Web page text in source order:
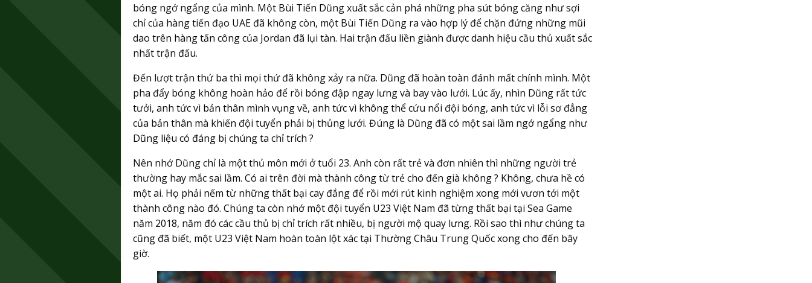
bóng ngớ ngẩng của mình. Một Bùi Tiến Dũng xuất sắc cản phá những pha sút bóng căng như sợi
chỉ của hàng tiến đạo UAE đã không còn, một Bùi Tiến Dũng ra vào hợp lý để chặn đứng những mũi
dao trên hàng tấn công của Jordan đã lụi tàn. Hai trận đấu liền giành được danh hiệu cầu thủ xuất sắc
nhất trận đấu.
Đến lượt trận thứ ba thì mọi thứ đã không xảy ra nữa. Dũng đã hoàn toàn đánh mất chính mình. Một
pha đẩy bóng không hoàn hảo để rồi bóng đập ngay lưng và bay vào lưới. Lúc ấy, nhìn Dũng rất tức
tưởi, anh tức vì bản thân mình vụng về, anh tức vì không thể cứu nổi đội bóng, anh tức vì lỗi sơ đẳng
của bản thân mà khiến đội tuyển phải bị thủng lưới. Đúng là Dũng đã có một sai lầm ngớ ngẩng như
Dũng liệu có đáng bị chúng ta chỉ trích ?
Nên nhớ Dũng chỉ là một thủ môn mới ở tuổi 23. Anh còn rất trẻ và đơn nhiên thì những người trẻ
thường hay mắc sai lầm. Có ai trên đời mà thành công từ trẻ cho đến già không ? Không, chưa hề có
một ai. Họ phải nếm từ những thất bại cay đắng để rồi mới rút kinh nghiệm xong mới vươn tới một
thành công nào đó. Chúng ta còn nhớ một đội tuyển U23 Việt Nam đã từng thất bại tại Sea Game
năm 2018, năm đó các cầu thủ bị chỉ trích rất nhiều, bị người mộ quay lưng. Rồi sao thì như chúng ta
cũng đã biết, một U23 Việt Nam hoàn toàn lột xác tại Thường Châu Trung Quốc xong cho đến bây
giờ.